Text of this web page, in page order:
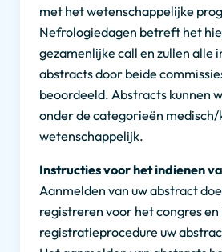
met het wetenschappelijke
Nefrologiedagen betreft het
gezamenlijke call en zullen alle
abstracts door beide
beoordeeld. Abstracts kunnen
onder de categorieën medisch/
wetenschappelijk.
Instructies voor het indienen
Aanmelden van uw abstract
registreren voor het congres en
registratieprocedure uw